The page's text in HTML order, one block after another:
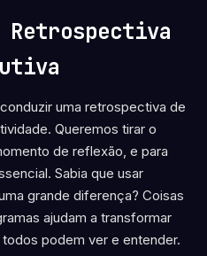
Retrospectiva
uma retrospectiva de
Queremos tirar o
de reflexão, e para
Sabia que usar
grande diferença? Coisas
ajudam a transformar
podem ver e entender.